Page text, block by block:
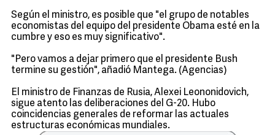
Según el ministro, es posible que "el grupo de notables
economistas del equipo del presidente Obama esté en la
cumbre y eso es muy significativo".
"Pero vamos a dejar primero que el presidente Bush
termine su gestión", añadió Mantega. (Agencias)
El ministro de Finanzas de Rusia, Alexei Leononidovich,
sigue atento las deliberaciones del G-20. Hubo
coincidencias generales de reformar las actuales
estructuras económicas mundiales.